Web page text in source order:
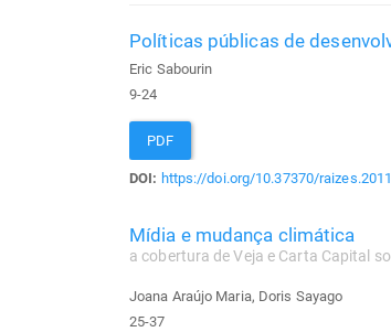
Políticas públicas de
Eric Sabourin
9-24
PDF
DOI: https://doi.org/10.37370/
Mídia e mudança climática
a cobertura de Veja e Carta Capital
Joana Araújo Maria, Doris Sayago
25-37